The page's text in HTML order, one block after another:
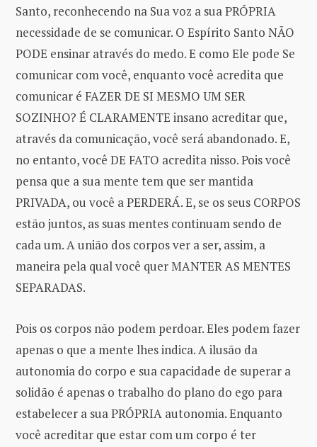
Santo, reconhecendo na Sua voz a sua PRÓPRIA
necessidade de se comunicar. O Espírito Santo NÃO
PODE ensinar através do medo. E como Ele pode Se
comunicar com você, enquanto você acredita que
comunicar é FAZER DE SI MESMO UM SER
SOZINHO? É CLARAMENTE insano acreditar que,
através da comunicação, você será abandonado. E,
no entanto, você DE FATO acredita nisso. Pois você
pensa que a sua mente tem que ser mantida
PRIVADA, ou você a PERDERÁ. E, se os seus CORPOS
estão juntos, as suas mentes continuam sendo de
cada um. A união dos corpos ver a ser, assim, a
maneira pela qual você quer MANTER AS MENTES
SEPARADAS.
Pois os corpos não podem perdoar. Eles podem fazer
apenas o que a mente lhes indica. A ilusão da
autonomia do corpo e sua capacidade de superar a
solidão é apenas o trabalho do plano do ego para
estabelecer a sua PRÓPRIA autonomia. Enquanto
você acreditar que estar com um corpo é ter